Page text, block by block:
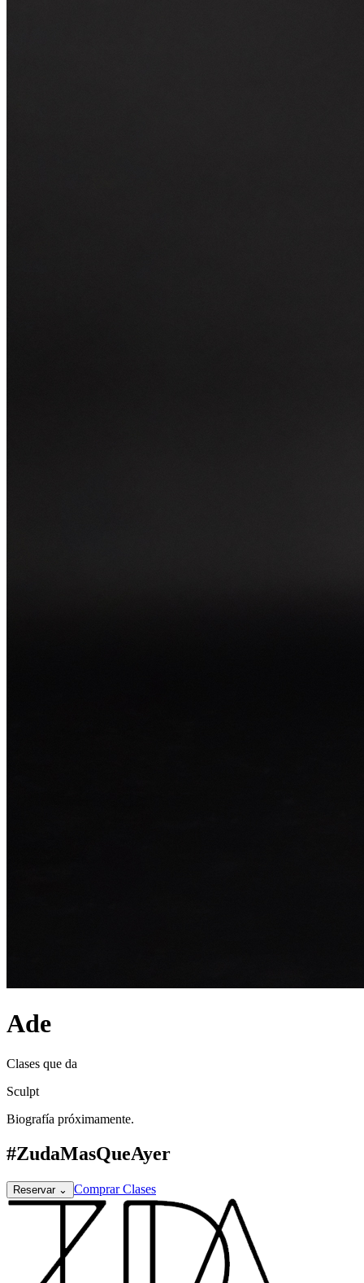
Ade
Clases que da
Sculpt
Biografía próximamente.
#ZudaMasQueAyer
Reservar ⌄ Comprar Clases